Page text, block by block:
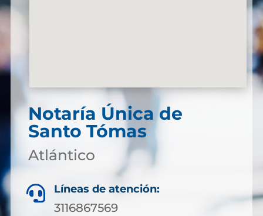
Notaría Única de
Santo Tómas
Atlántico
 Líneas de atención:
3116867569